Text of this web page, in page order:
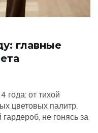
главные
года: от тихой
цветовых палитр.
не гонясь за